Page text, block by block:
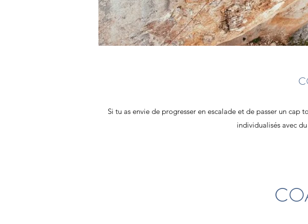
Si tu as envie de progresser en escalade et de passer un
individualisés avec